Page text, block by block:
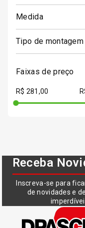
SUV
medida
tipo de montagem
câmara)
faixas de preço
R$ 281,00
Receba
Inscreva-se para
de novidades e